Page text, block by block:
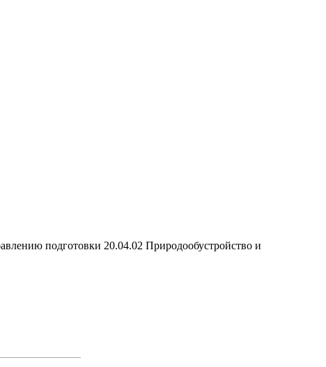
подготовки 20.04.02 Природообустройство и